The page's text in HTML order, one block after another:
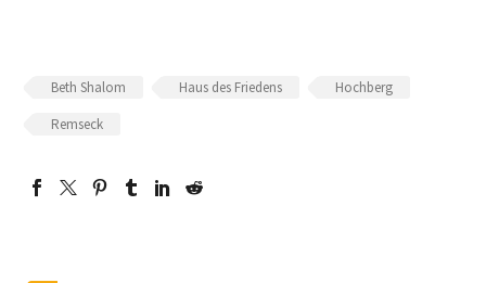
Beth Shalom Haus des Friedens
Hochberg
Remseck